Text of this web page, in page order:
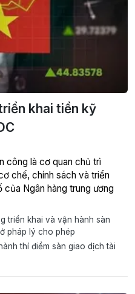
khai tiền kỹ
công là cơ quan chủ trì
chế, chính sách và triển
Ngân hàng trung ương
triển khai và vận hành sàn
pháp lý cho phép
thí điểm sàn giao dịch tài